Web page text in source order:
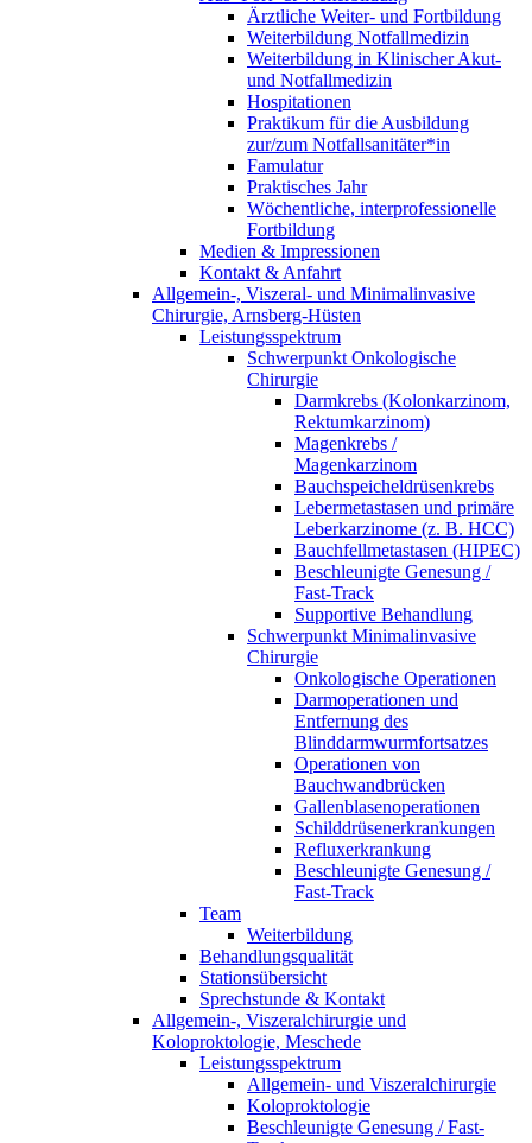
Ärztliche Weiter- und Fortbildung
Weiterbildung Notfallmedizin
Weiterbildung in Klinischer Akut-
und Notfallmedizin
Hospitationen
Praktikum für die Ausbildung
zur/zum Notfallsanitäter*in
Famulatur
Praktisches Jahr
Wöchentliche, interprofessionelle
Fortbildung
Medien & Impressionen
Kontakt & Anfahrt
Allgemein-, Viszeral- und Minimalinvasive
Chirurgie, Arnsberg-Hüsten
Leistungsspektrum
Schwerpunkt Onkologische
Chirurgie
Darmkrebs (Kolonkarzinom,
Rektumkarzinom)
Magenkrebs /
Magenkarzinom
Bauchspeicheldrüsenkrebs
Lebermetastasen und primäre
Leberkarzinome (z. B. HCC)
Bauchfellmetastasen (HIPEC)
Beschleunigte Genesung /
Fast-Track
Supportive Behandlung
Schwerpunkt Minimalinvasive
Chirurgie
Onkologische Operationen
Darmoperationen und
Entfernung des
Blinddarmwurmfortsatzes
Operationen von
Bauchwandbrücken
Gallenblasenoperationen
Schilddrüsenerkrankungen
Refluxerkrankung
Beschleunigte Genesung /
Fast-Track
Team
Weiterbildung
Behandlungsqualität
Stationsübersicht
Sprechstunde & Kontakt
Allgemein-, Viszeralchirurgie und
Koloproktologie, Meschede
Leistungsspektrum
Allgemein- und Viszeralchirurgie
Koloproktologie
Beschleunigte Genesung / Fast-